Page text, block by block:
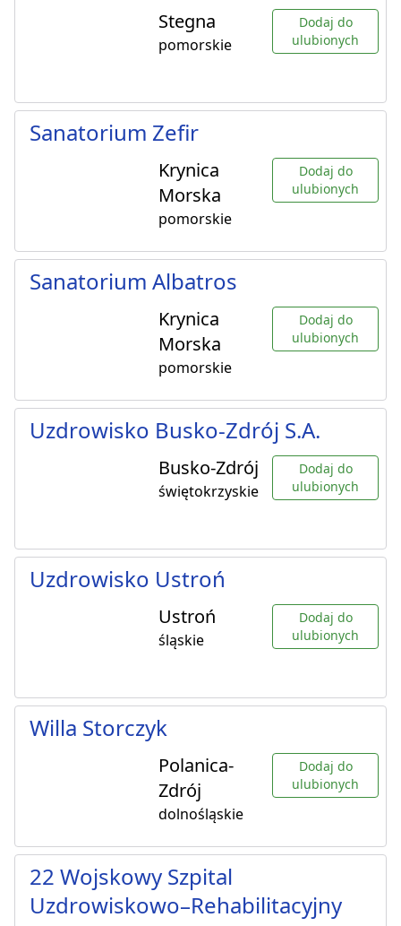
Stegna
pomorskie
Dodaj do
ulubionych
Sanatorium Zefir
Krynica
Morska
pomorskie
Dodaj do
ulubionych
Sanatorium Albatros
Krynica
Morska
pomorskie
Dodaj do
ulubionych
Uzdrowisko Busko-Zdrój S.A.
Busko-Zdrój
świętokrzyskie
Dodaj do
ulubionych
Uzdrowisko Ustroń
Ustroń
śląskie
Dodaj do
ulubionych
Willa Storczyk
Polanica-
Zdrój
dolnośląskie
Dodaj do
ulubionych
22 Wojskowy Szpital
Uzdrowiskowo–Rehabilitacyjny